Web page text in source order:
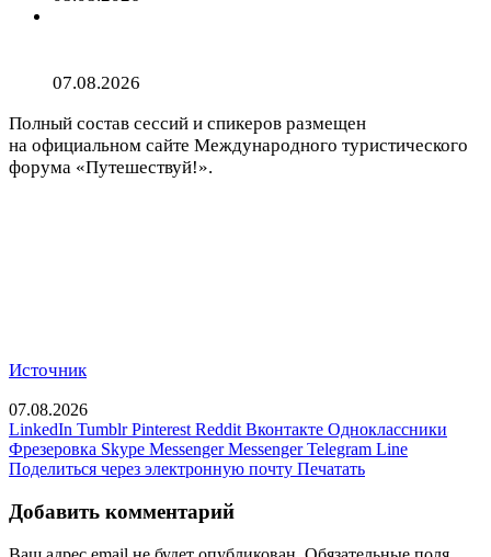
07.08.2026
Полный состав сессий и спикеров размещен
на официальном сайте Международного туристического
форума «Путешествуй!».
Источник
07.08.2026
LinkedIn Tumblr Pinterest Reddit Вконтакте Одноклассники
Фрезеровка Skype Messenger Messenger Telegram Line
Поделиться через электронную почту Печатать
Добавить комментарий